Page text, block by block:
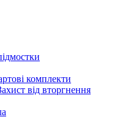
комплекти
від вторгнення